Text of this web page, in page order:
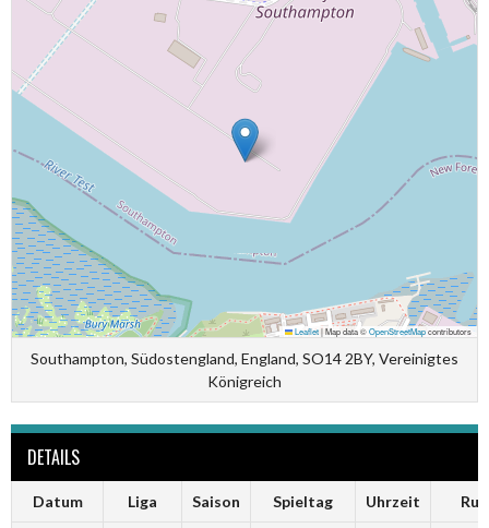
Leaflet|Map data ©OpenStreetMapcontributors
Southampton, Südostengland, England, SO14 2BY, Vereinigtes
Königreich
DETAILS
Datum Liga Saison Spieltag Uhrzeit